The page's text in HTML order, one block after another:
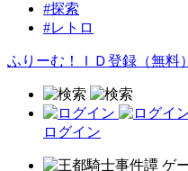
#探索
#レトロ
ふりーむ！ＩＤ登録（無料）
ログイン